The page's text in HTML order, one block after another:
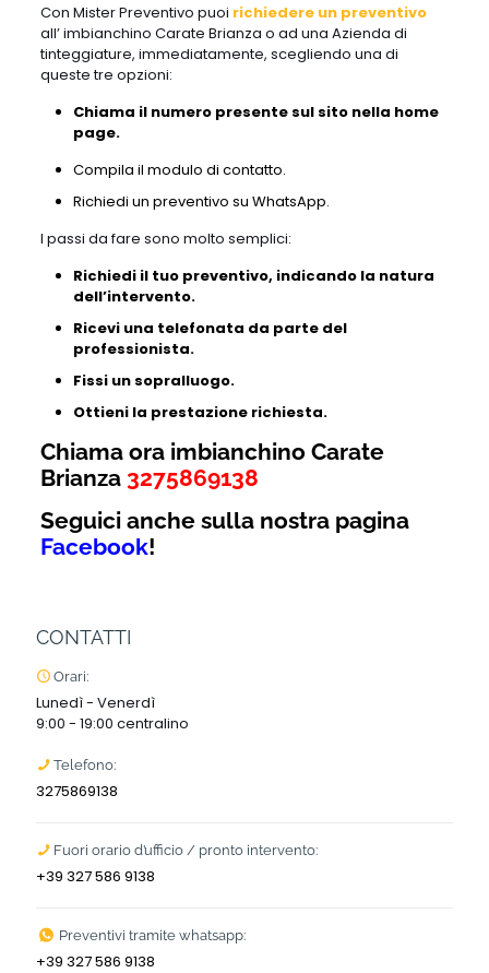
Con Mister Preventivo puoi richiedere un preventivo
all’ imbianchino Carate Brianza o ad una Azienda di
tinteggiature, immediatamente, scegliendo una di
queste tre opzioni:
Chiama il numero presente sul sito nella home
page.
Compila il modulo di contatto.
Richiedi un preventivo su WhatsApp.
I passi da fare sono molto semplici:
Richiedi il tuo preventivo, indicando la natura
dell’intervento.
Ricevi una telefonata da parte del
professionista.
Fissi un sopralluogo.
Ottieni la prestazione richiesta.
Chiama ora imbianchino Carate
Brianza 3275869138
Seguici anche sulla nostra pagina
Facebook!
CONTATTI
Orari:
Lunedì - Venerdì
9:00 - 19:00 centralino
Telefono:
3275869138
Fuori orario d’ufficio / pronto intervento:
+39 327 586 9138
Preventivi tramite whatsapp:
+39 327 586 9138